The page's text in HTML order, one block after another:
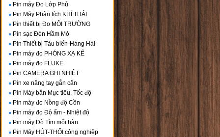
Pin máy Đo Lớp Phủ
Pin Máy Phân tích KHÍ THẢI
Pin thiết bị Đo MÔI TRƯỜNG
Pin sạc Đèn Hầm Mỏ
Pin Thiết bị Tàu biển-Hàng Hải
Pin máy đo PHÓNG XẠ KẾ
Pin máy đo FLUKE
Pin CAMERA GHI NHIỆT
Pin xe nâng tay gắn cân
Pin Máy bắn Mục tiêu, Tốc độ
Pin máy đo Nồng độ Cồn
Pin máy đo Độ ẩm - Nhiệt độ
Pin máy Dò Tìm mối hàn
Pin Máy HÚT-THỔI công nghiệp